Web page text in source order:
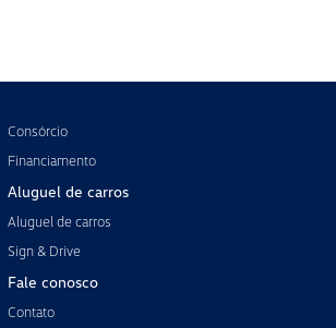
Consórcio
Financiamento
Aluguel de carros
Aluguel de carros
Sign & Drive
Fale conosco
Contato